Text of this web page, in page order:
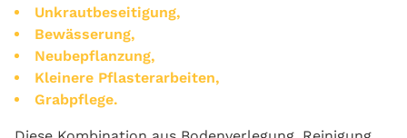
Unkrautbeseitigung,
Bewässerung,
Neubepflanzung,
Kleinere Pflasterarbeiten,
Grabpflege.